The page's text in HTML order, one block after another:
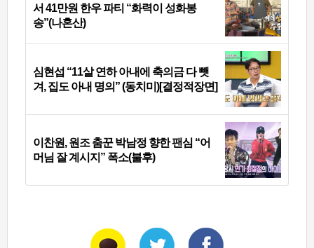
서 41만원 한우 파티 “화력이 성화봉
송”(나혼산)
심현섭 “11살 연하 아내에 축의금 다 뺏
겨, 집도 아내 명의” (동치미)[결정적장면]
이찬원, 원조 춤꾼 박남정 향한 팬심 “어
머님 잘 계시지” 폭소(불후)